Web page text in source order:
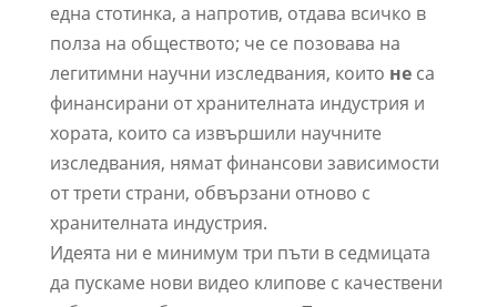
една стотинка, а напротив, отдава всичко в
полза на обществото; че се позовава на
легитимни научни изследвания, които неса
финансирани от хранителната индустрия и
хората, които са извършили научните
изследвания, нямат финансови зависимости
от трети страни, обвързани отново с
хранителната индустрия.
Идеята ни е минимум три пъти в седмицата
да пускаме нови видео клипове с качествени